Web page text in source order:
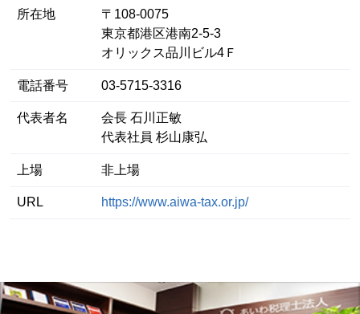
所在地
〒108-0075
東京都港区港南2-5-3
オリックス品川ビル4Ｆ
電話番号 03-5715-3316
代表者名
会長 石川正敏
代表社員 杉山康弘
上場 非上場
URL https://www.aiwa-tax.or.jp/